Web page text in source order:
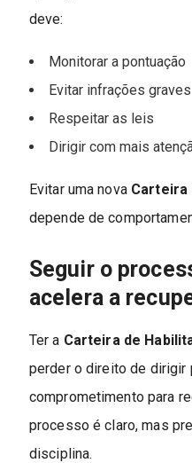
deve:
Monitorar a pontuação
Evitar infrações graves
Respeitar as leis
Dirigir com mais
Evitar uma nova Carteira
depende de
Seguir o
acelera a
Ter a Carteira de
perder o direito de dirigir
comprometimento para
processo é claro, mas
disciplina.